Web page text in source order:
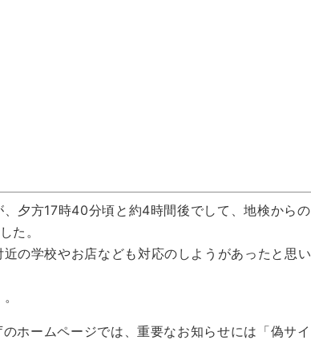
夕方17時40分頃と約4時間後でして、地検からの
た。
の学校やお店なども対応のしようがあったと思い
ホームページでは、重要なお知らせには「偽サイ